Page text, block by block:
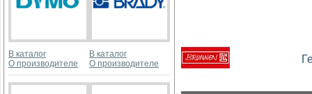
В каталог
О производителе
В каталог
О производителе